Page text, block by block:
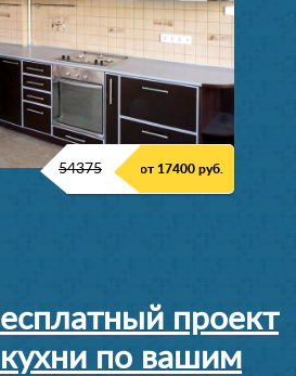
54375 от 17400 руб.
проект
кухни по вашим